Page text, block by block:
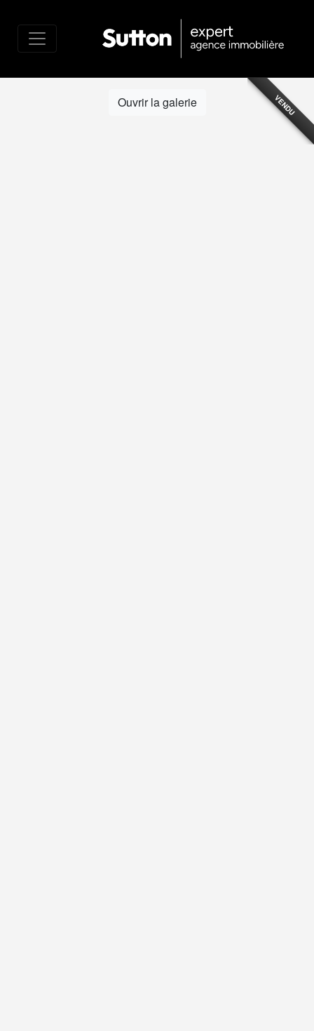
VENDU
Ouvrir la galerie